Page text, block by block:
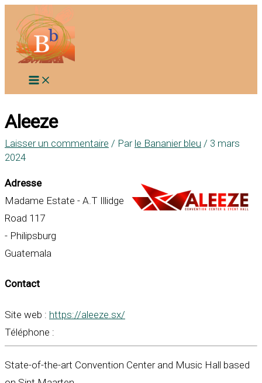
contenu
Aleeze
Laisser un commentaire / Par le Bananier bleu / 3 mars
2024
Adresse
Madame Estate - A.T Illidge
Road 117
- Philipsburg
Guatemala
Contact
Site web : https://aleeze.sx/
Téléphone :
State-of-the-art Convention Center and Music Hall based